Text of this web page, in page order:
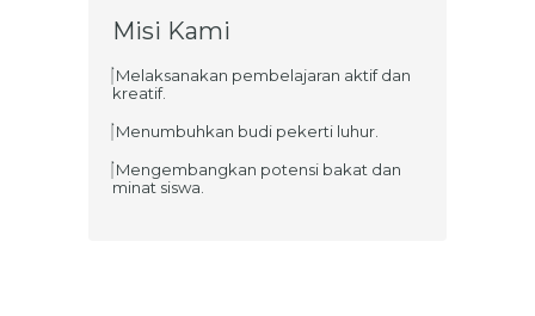
Misi Kami
Melaksanakan pembelajaran aktif dan
kreatif.
Menumbuhkan budi pekerti luhur.
Mengembangkan potensi bakat dan
minat siswa.